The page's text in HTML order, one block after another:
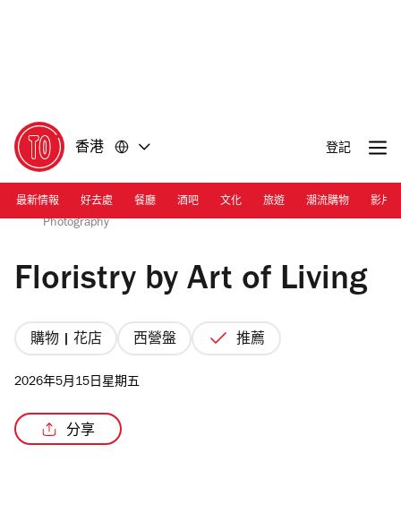
香港 登記
最新情報 好去處 餐廳 酒吧 文化 旅遊 潮流購物 影片
Photograph: Courtesy Floristry by Art of Living/Amore
Photography
Floristry by Art of Living
購物 | 花店 西營盤 推薦
2026年5月15日星期五
分享